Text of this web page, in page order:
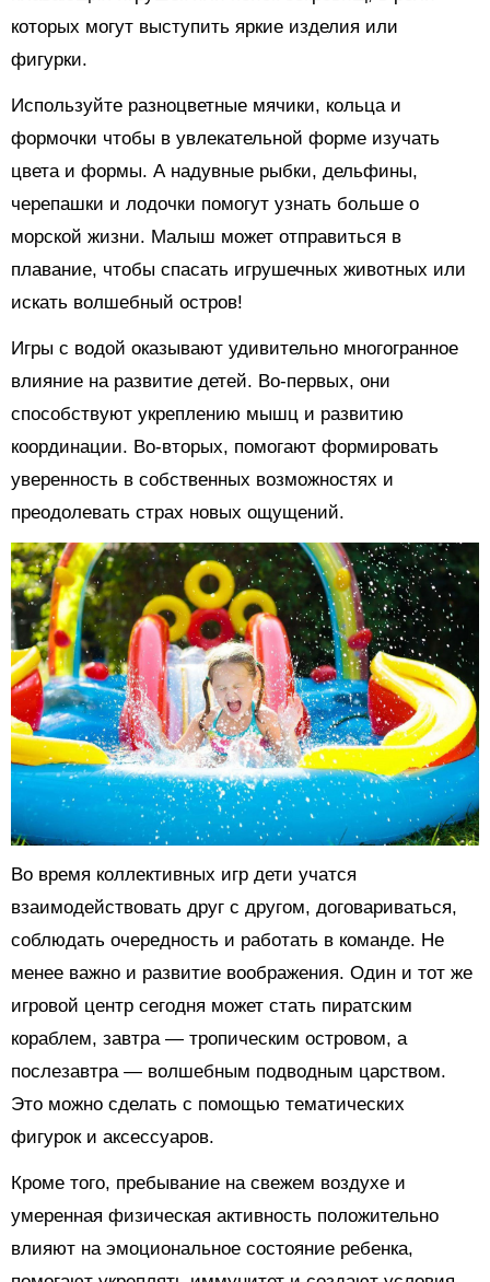
которых могут выступить яркие изделия или
фигурки.
Используйте разноцветные мячики, кольца и
формочки чтобы в увлекательной форме изучать
цвета и формы. А надувные рыбки, дельфины,
черепашки и лодочки помогут узнать больше о
морской жизни. Малыш может отправиться в
плавание, чтобы спасать игрушечных животных или
искать волшебный остров!
Игры с водой оказывают удивительно многогранное
влияние на развитие детей. Во-первых, они
способствуют укреплению мышц и развитию
координации. Во-вторых, помогают формировать
уверенность в собственных возможностях и
преодолевать страх новых ощущений.
Во время коллективных игр дети учатся
взаимодействовать друг с другом, договариваться,
соблюдать очередность и работать в команде. Не
менее важно и развитие воображения. Один и тот же
игровой центр сегодня может стать пиратским
кораблем, завтра — тропическим островом, а
послезавтра — волшебным подводным царством.
Это можно сделать с помощью тематических
фигурок и аксессуаров.
Кроме того, пребывание на свежем воздухе и
умеренная физическая активность положительно
влияют на эмоциональное состояние ребенка,